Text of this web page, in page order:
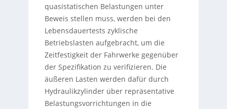
quasistatischen Belastungen unter
Beweis stellen muss, werden bei den
Lebensdauertests zyklische
Betriebslasten aufgebracht, um die
Zeitfestigkeit der Fahrwerke gegenüber
der Spezifikation zu verifizieren. Die
äußeren Lasten werden dafür durch
Hydraulikzylinder über repräsentative
Belastungsvorrichtungen in die